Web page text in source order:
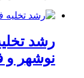
رشد
نوشهر و